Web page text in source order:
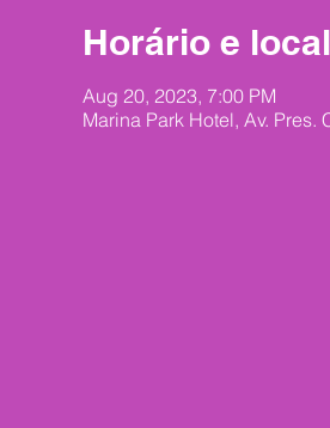
Horário e local
Aug 20, 2023, 7:00 PM
Marina Park Hotel, Av. Pres.